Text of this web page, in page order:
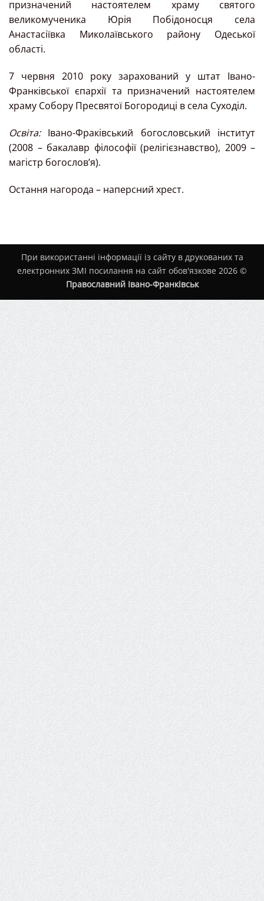
призначений настоятелем храму святого
великомученика Юрія Побідоносця села
Анастасіївка Миколаївського району Одеської
області.
7 червня 2010 року зарахований у штат Івано-
Франківської єпархії та призначений настоятелем
храму Собору Пресвятої Богородиці в села Суходіл.
Освіта:Івано-Фраківський богословський інститут
(2008 – бакалавр філософії (релігієзнавство), 2009 –
магістр богослов’я).
Остання нагорода – наперсний хрест.
При використанні інформації із сайту в друкованих та
електронних ЗМІ посилання на сайт обов'язкове 2026 ©
Православний Івано-Франківськ